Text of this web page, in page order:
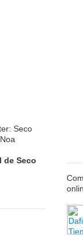
Seco
de Seco